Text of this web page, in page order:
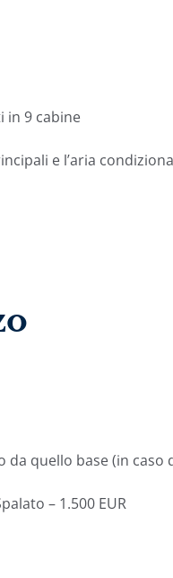
in 9 cabine
e l’aria
quello base (in caso
– 1.500 EUR